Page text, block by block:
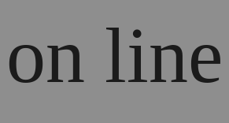
on line